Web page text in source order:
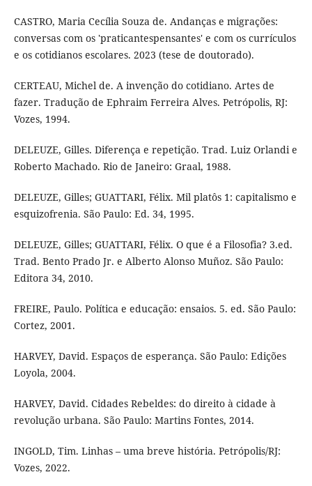
CASTRO, Maria Cecília Souza de. Andanças e migrações:
conversas com os 'praticantespensantes' e com os currículos
e os cotidianos escolares. 2023 (tese de doutorado).
CERTEAU, Michel de. A invenção do cotidiano. Artes de
fazer. Tradução de Ephraim Ferreira Alves. Petrópolis, RJ:
Vozes, 1994.
DELEUZE, Gilles. Diferença e repetição. Trad. Luiz Orlandi e
Roberto Machado. Rio de Janeiro: Graal, 1988.
DELEUZE, Gilles; GUATTARI, Félix. Mil platôs 1: capitalismo e
esquizofrenia. São Paulo: Ed. 34, 1995.
DELEUZE, Gilles; GUATTARI, Félix. O que é a Filosofia? 3.ed.
Trad. Bento Prado Jr. e Alberto Alonso Muñoz. São Paulo:
Editora 34, 2010.
FREIRE, Paulo. Política e educação: ensaios. 5. ed. São Paulo:
Cortez, 2001.
HARVEY, David. Espaços de esperança. São Paulo: Edições
Loyola, 2004.
HARVEY, David. Cidades Rebeldes: do direito à cidade à
revolução urbana. São Paulo: Martins Fontes, 2014.
INGOLD, Tim. Linhas – uma breve história. Petrópolis/RJ:
Vozes, 2022.